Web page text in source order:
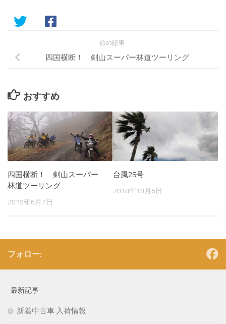
前の記事
四国横断！ 剣山スーパー林道ツーリング
おすすめ
四国横断！ 剣山スーパー
林道ツーリング
2019年6月7日
台風25号
2018年10月6日
フォロー:
-最新記事-
新着中古車 入荷情報